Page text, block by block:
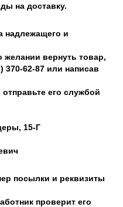
на доставку.
надлежащего и
вернуть товар,
370-62-87 или написав
его службой
15-Г
посылки и реквизиты
проверит его